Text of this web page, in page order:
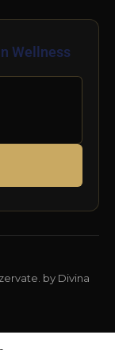
Wellness
by Divina